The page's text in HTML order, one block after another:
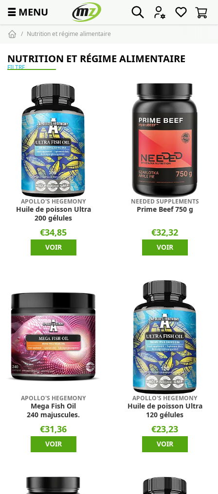
☰ MENU
Nutrition et régime alimentaire
NUTRITION ET RÉGIME ALIMENTAIRE
FILTRE
APOLLO'S HEGEMONY
Huile de poisson Ultra
200 gélules
€34,85
VOIR
NEEDED SUPPLEMENTS
Prime Beef 750 g
€32,32
VOIR
APOLLO'S HEGEMONY
Mega Fish Oil
240 majuscules.
€31,36
VOIR
APOLLO'S HEGEMONY
Huile de poisson Ultra
120 gélules
€23,23
VOIR